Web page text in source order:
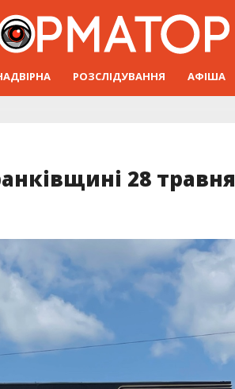
РОЗСЛІДУВАННЯ АФІША
28 травня